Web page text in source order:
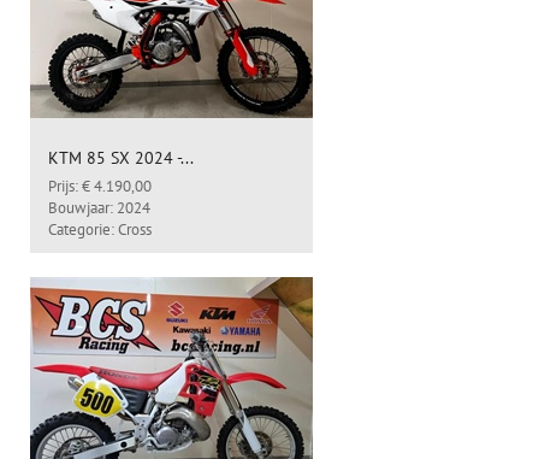
KTM 85 SX 2024 -...
Prijs: € 4.190,00
Bouwjaar: 2024
Categorie: Cross